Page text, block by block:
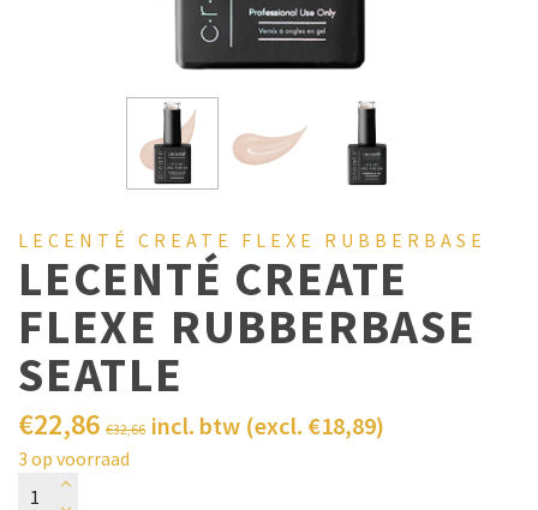
LECENTÉ CREATE FLEXE RUBBERBASE
LECENTÉ CREATE
FLEXE RUBBERBASE
SEATLE
€32,66
€22,86 incl. btw (excl. €18,89)
3 op voorraad